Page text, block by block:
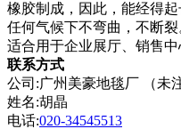
橡胶制成，因此，能经得
任何气候下不弯曲，不断裂
适合用于企业展厅、销售
联系方式
公司:广州美豪地毯厂 （未
姓名:胡晶
电话:020-34545513